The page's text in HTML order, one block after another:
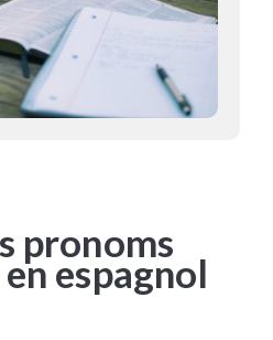
pronoms
espagnol